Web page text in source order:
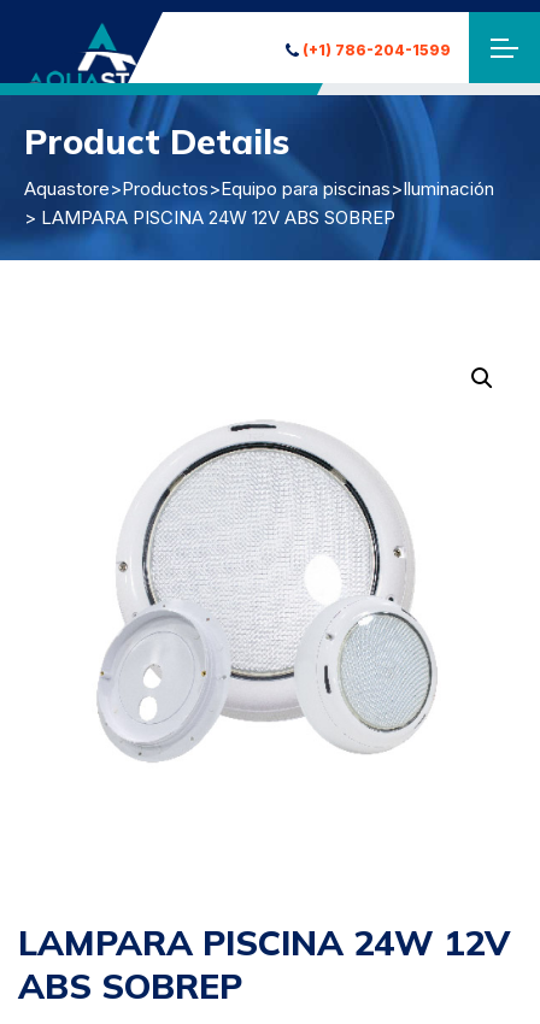
(+1) 786-204-1599
Product Details
Aquastore>Productos>Equipo para piscinas>Iluminación
> LAMPARA PISCINA 24W 12V ABS SOBREP
LAMPARA PISCINA 24W 12V
ABS SOBREP